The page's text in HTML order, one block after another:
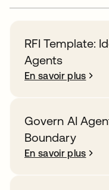
RFI Template:
Agents
En savoir plus
Govern AI
Boundary
En savoir plus